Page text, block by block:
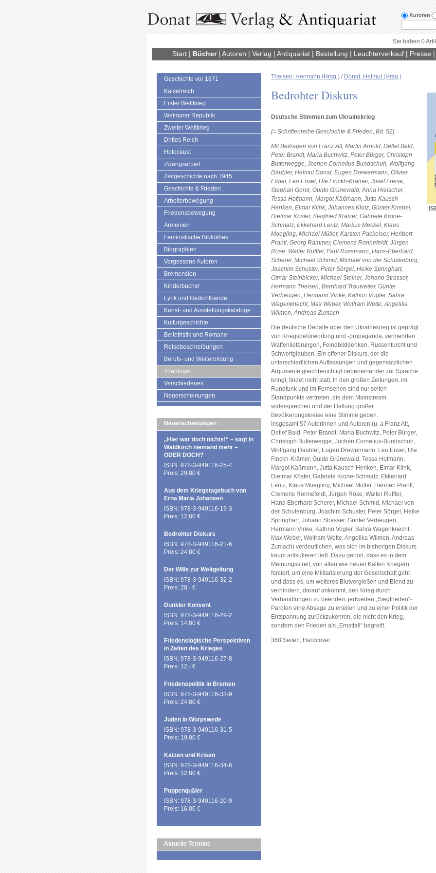
Autoren
Sie haben 0
Start| Bücher| Autoren | Verlag | Antiquariat| Bestellung | Leuchterverkauf| Presse |
Geschichte vor 1871
Kaiserreich
Erster Weltkrieg
Weimarer Republik
Zweiter Weltkrieg
Drittes Reich
Holocaust
Zwangsarbeit
Zeitgeschichte nach 1945
Geschichte & Frieden
Arbeiterbewegung
Friedensbewegung
Armenien
Feministische Bibliothek
Biographien
Vergessene Autoren
Bremensien
Kinderbücher
Lyrik und Gedichtbände
Kunst- und Ausstellungskataloge
Kulturgeschichte
Belletristik und Romane
Reisebeschreibungen
Berufs- und Weiterbildung
Theologie
Verschiedenes
Neuerscheinungen
Neuerscheinungen
„Hier war doch nichts!“ – sagt in
Waldkirch niemand mehr –
ODER DOCH?
ISBN: 978-3-949116-25-4
Preis: 29.80 €
Aus dem Kriegstagebuch von
Erna Maria Johansen
ISBN: 978-3-949116-19-3
Preis: 12,80 €
Bedrohter Diskurs
ISBN: 978-3-949116-21-6
Preis: 24.80 €
Der Wille zur Weltgeltung
ISBN: 978-3-949116-32-2
Preis: 28.- €
Dunkler Konvent
ISBN: 978-3-949116-29-2
Preis: 14.80 €
Friedenslogische Perspektiven
in Zeiten des Krieges
ISBN: 978-3-949116-27-8
Preis: 12,- €
Friedenspolitik in Bremen
ISBN: 978-3-949116-33-9
Preis: 24.80 €
Juden in Worpswede
ISBN: 978-3-949116-31-5
Preis: 19.80 €
Katzen und Krisen
ISBN: 978-3-949116-34-6
Preis: 12.80 €
Puppenquäler
ISBN: 978-3-949116-20-9
Preis: 16.80 €
Aktuelle Termine
Theisen, Hermann (Hrsg.) / Donat, Helmut (Hrsg.)
Bedrohter Diskurs
Deutsche Stimmen zum Ukrainekrieg
[= Schriftenreihe Geschichte & Frieden, Bd. 52]
Mit Beiträgen von Franz Alt, Martin Arnold, Detlef Bald,
Peter Brandt, Maria Buchwitz, Peter Bürger, Christoph
Butterwegge, Jochen Cornelius-Bundschuh, Wolfgang
Däubler, Helmut Donat, Eugen Drewermann, Olivier
Elmer, Leo Ensel, Ute Finckh-Krämer, Josef Freise,
Stephan Gorol, Guido Grünewald, Anna Hielscher,
Tessa Hofmann, Margot Käßmann, Jutta Kausch-
Henken, Elmar Klink, Johannes Klotz, Günter Knebel,
Dietmar Köster, Siegfried Kratzer, Gabriele Krone-
Schmalz, Ekkehard Lentz, Markus Meckel, Klaus
Moegling, Michael Müller, Karsten Packeiser, Heribert
Prantl, Georg Rammer, Clemens Ronnefeldt, Jürgen
Rose, Walter Ruffler, Paul Russmann, Hans-Eberhard
Scherer, Michael Schmid, Michael von der Schulenburg,
Joachim Schuster, Peter Sörgel, Heike Springhart,
Otmar Steinbicker, Michael Steiner, Johano Strasser,
Hermann Theisen, Bernhard Trautvetter, Günter
Verheugen, Hermann Vinke, Kathrin Vogler, Sahra
Wagenknecht, Max Weber, Wolfram Wette, Angelika
Wilmen, Andreas Zumach
Die deutsche Debatte über den Ukrainekrieg ist geprägt
von Kriegsbefürwortung und -propaganda, vermehrten
Waffenlieferungen, Feindbilddenken, Russenfurcht und
Schwertglauben. Ein offener Diskurs, der die
unterschiedlichen Auffassungen und gegensätzlichen
Argumente gleichberichtigt nebeneinander zur Sprache
bringt, findet nicht statt. In den großen Zeitungen, im
Rundfunk und im Fernsehen sind nur selten
Standpunkte vertreten, die dem Mainstream
widersprechen und der Haltung großer
Bevölkerungskreise eine Stimme geben.
Insgesamt 57 Autorinnen und Autoren (u. a Franz Alt,
Detlef Bald, Peter Brandt, Maria Buchwitz, Peter Bürger,
Christoph Butterwegge, Jochen Cornelius-Bundschuh,
Wolfgang Däubler, Eugen Drewermann, Leo Ensel, Ute
Finckh-Krämer, Guide Grünewald, Tessa Hofmann,
Margot Käßmann, Jutta Kausch-Henken, Elmar Klink,
Dietmar Köster, Gabriele Krone-Schmalz, Ekkehard
Lentz, Klaus Moegling, Michael Müller, Heribert Prantl,
Clemens Ronnefeldt, Jürgen Rose, Walter Ruffler,
Hans-Eberhard Scherer, Michael Schmid, Michael von
der Schulenburg, Joachim Schuster, Peter Sörgel, Heike
Springhart, Johano Strasser, Günter Verheugen,
Hermann Vinke, Kathrin Vogler, Sahra Wagenknecht,
Max Weber, Wolfram Wette, Angelika Wilmen, Andreas
Zumach) verdeutlichen, was sich im bisherigen Diskurs
kaum artikulieren ließ. Dazu gehört, dass es in dem
Meinungsstreit, von alten wie neuen Kalten Kriegern
forciert, um eine Militarisierung der Gesellschaft geht
und dass es, um weiteres Blutvergießen und Elend zu
verhindern, darauf ankommt, den Krieg durch
Verhandlungen zu beenden, jedweden „Siegfrieden“-
Parolen eine Absage zu erteilen und zu einer Politik der
Entspannung zurückzukehren, die nicht den Krieg,
sondern den Frieden als „Ernstfall“ begreift.
368 Seiten, Hardcover